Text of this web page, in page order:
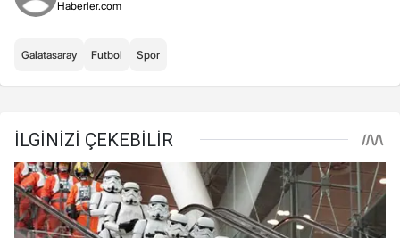
Haberler.com
Galatasaray Futbol Spor